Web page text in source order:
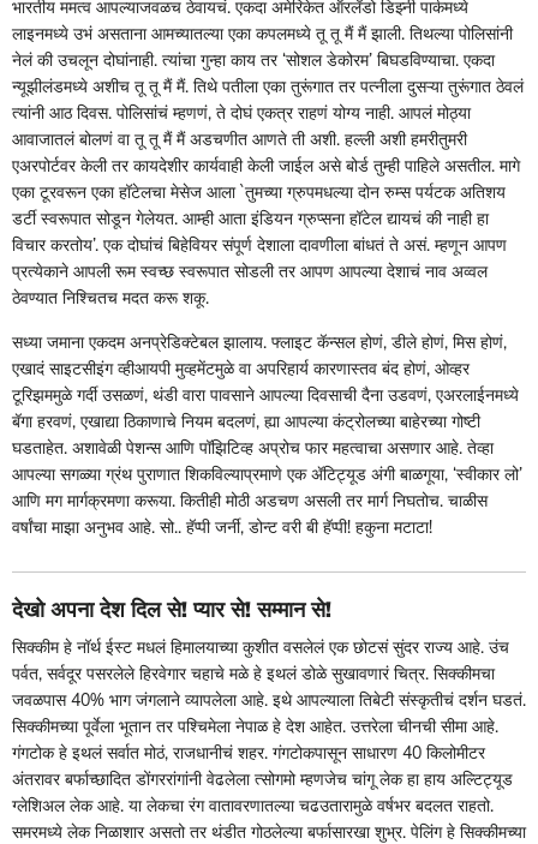
भारतीय ममत्व आपल्याजवळच ठेवायचं. एकदा अमेरिकेत ऑरलँडो डिझ्नी पार्कमध्ये
लाइनमध्ये उभं असताना आमच्यातल्या एका कपलमध्ये तू तू मैं मैं झाली. तिथल्या पोलिसांनी
नेलं की उचलून दोघांनाही. त्यांचा गुन्हा काय तर ‌‘सोशल डेकोरम‌’ बिघडविण्याचा. एकदा
न्यूझीलंडमध्ये अशीच तू तू मैं मैं. तिथे पतीला एका तुरूंगात तर पत्नीला दुसऱ्या तुरूंगात ठेवलं
त्यांनी आठ दिवस. पोलिसांचं म्हणणं, ते दोघं एकत्र राहणं योग्य नाही. आपलं मोठ्या
आवाजातलं बोलणं वा तू तू मैं मैं अडचणीत आणते ती अशी. हल्ली अशी हमरीतुमरी
एअरपोर्टवर केली तर कायदेशीर कार्यवाही केली जाईल असे बोर्ड तुम्ही पाहिले असतील. मागे
एका टूरवरून एका हॉटेलचा मेसेज आला `तुमच्या ग्रुपमधल्या दोन रुम्स पर्यटक अतिशय
डर्टी स्वरूपात सोडून गेलेयत. आम्ही आता इंडियन ग्रुप्सना हॉटेल द्यायचं की नाही हा
विचार करतोय‌’. एक दोघांचं बिहेवियर संपूर्ण देशाला दावणीला बांधतं ते असं. म्हणून आपण
प्रत्येकाने आपली रूम स्वच्छ स्वरूपात सोडली तर आपण आपल्या देशाचं नाव अव्वल
ठेवण्यात निश्चितच मदत करू शकू.
सध्या जमाना एकदम अनप्रेडिक्टेबल झालाय. फ्लाइट कॅन्सल होणं, डीले होणं, मिस होणं,
एखादं साइटसीइंग व्हीआयपी मुव्हमेंटमुळे वा अपरिहार्य कारणास्तव बंद होणं, ओव्हर
टूरिझममुळे गर्दी उसळणं, थंडी वारा पावसाने आपल्या दिवसाची दैना उडवणं, एअरलाईनमध्ये
बॅगा हरवणं, एखाद्या ठिकाणाचे नियम बदलणं, ह्या आपल्या कंट्रोलच्या बाहेरच्या गोष्टी
घडताहेत. अशावेळी पेशन्स आणि पॉझिटिव्ह अप्रोच फार महत्वाचा असणार आहे. तेव्हा
आपल्या सगळ्या ग्रंथ पुराणात शिकविल्याप्रमाणे एक ॲटिट्यूड अंगी बाळगूया, ‌‘स्वीकार लो‌’
आणि मग मार्गक्रमणा करूया. कितीही मोठी अडचण असली तर मार्ग निघतोच. चाळीस
वर्षांचा माझा अनुभव आहे. सो.. हॅप्पी जर्नी, डोन्ट वरी बी हॅप्पी! हकुना मटाटा!
देखो अपना देश दिल से! प्यार से! सम्मान से!
सिक्कीम हे नॉर्थ ईस्ट मधलं हिमालयाच्या कुशीत वसलेलं एक छोटसं सुंदर राज्य आहे. उंच
पर्वत, सर्वदूर पसरलेले हिरवेगार चहाचे मळे हे इथलं डोळे सुखावणारं चित्र. सिक्कीमचा
जवळपास 40% भाग जंगलाने व्यापलेला आहे. इथे आपल्याला तिबेटी संस्कृतीचं दर्शन घडतं.
सिक्कीमच्या पूर्वेला भूतान तर पश्चिमेला नेपाळ हे देश आहेत. उत्तरेला चीनची सीमा आहे.
गंगटोक हे इथलं सर्वात मोठं, राजधानीचं शहर. गंगटोकपासून साधारण 40 किलोमीटर
अंतरावर बर्फाच्छादित डोंगररांगांनी वेढलेला त्सोगमो म्हणजेच चांगू लेक हा हाय अल्टिट्यूड
ग्लेशिअल लेक आहे. या लेकचा रंग वातावरणातल्या चढउतारामुळे वर्षभर बदलत राहतो.
समरमध्ये लेक निळाशार असतो तर थंडीत गोठलेल्या बर्फासारखा शुभ्र. पेलिंग हे सिक्कीमच्या